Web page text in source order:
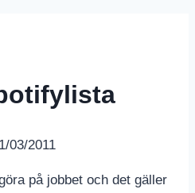
03/2011
på jobbet och det gäller